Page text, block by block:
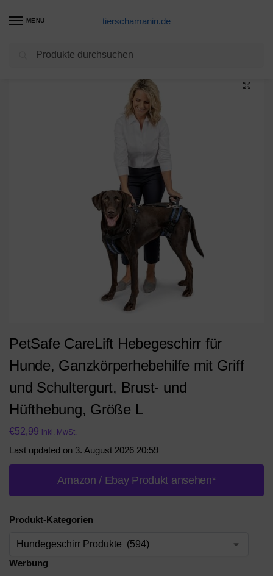
MENU tierschamanin.de
Hundegeschirr Produkte / PetSafe CareLift Hebegeschirr für Hunde, Ganzkörperhebehilfe mit Griff und Schultergurt, Brust- und Hüfthebung, Größe L
PetSafe CareLift Hebegeschirr für
Hunde, Ganzkörperhebehilfe mit Griff
und Schultergurt, Brust- und
Hüfthebung, Größe L
€52,99 inkl. MwSt.
Last updated on 3. August 2026 20:59
Amazon / Ebay Produkt ansehen*
Produkt-Kategorien
Werbung